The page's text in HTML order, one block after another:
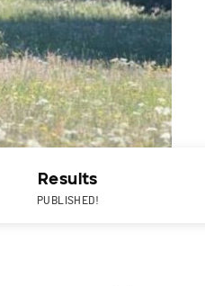
Results
PUBLISHED!